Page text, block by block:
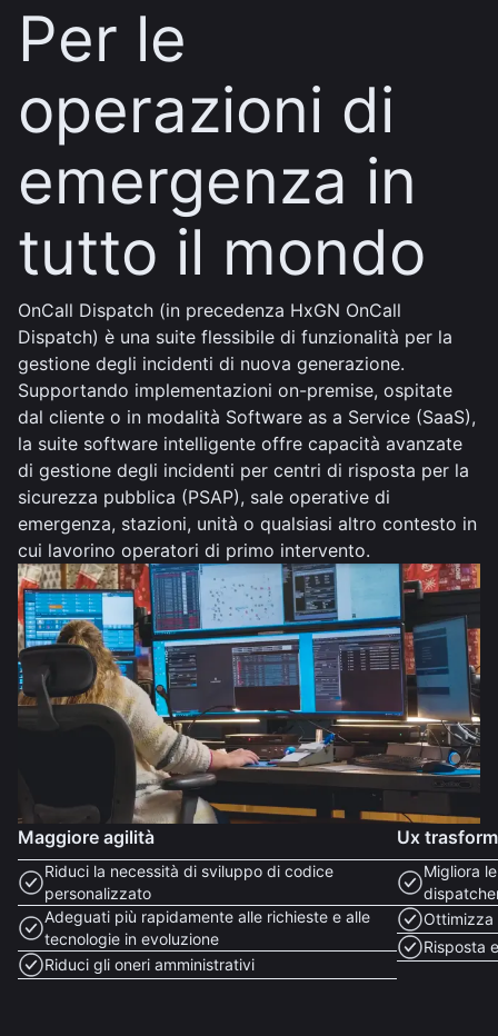
Per le
operazioni di
emergenza in
tutto il mondo
OnCall Dispatch (in precedenza HxGN OnCall
Dispatch) è una suite flessibile di funzionalità per la
gestione degli incidenti di nuova generazione.
Supportando implementazioni on-premise, ospitate
dal cliente o in modalità Software as a Service (SaaS),
la suite software intelligente offre capacità avanzate
di gestione degli incidenti per centri di risposta per la
sicurezza pubblica (PSAP), sale operative di
emergenza, stazioni, unità o qualsiasi altro contesto in
cui lavorino operatori di primo intervento.
Maggiore agilità
Riduci la necessità di sviluppo di codice
personalizzato
Adeguati più rapidamente alle richieste e alle
tecnologie in evoluzione
Riduci gli oneri amministrativi
Ux
Migliora
Ottimizza
Risposta